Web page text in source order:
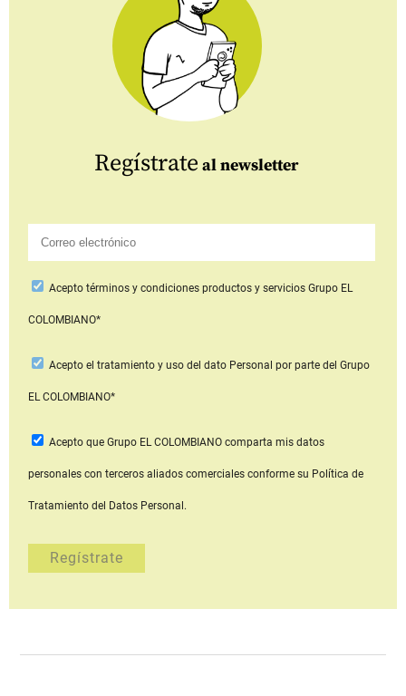
Regístrate al newsletter
Aceptotérminos y condiciones productos y serviciosGrupo EL
COLOMBIANO*
Acepto el tratamiento y uso del dato Personal por parte del Grupo
EL COLOMBIANO*
Acepto que Grupo EL COLOMBIANOcomparta mis datos
personales con terceros aliados comerciales conforme su Política de
Tratamiento del Datos Personal.